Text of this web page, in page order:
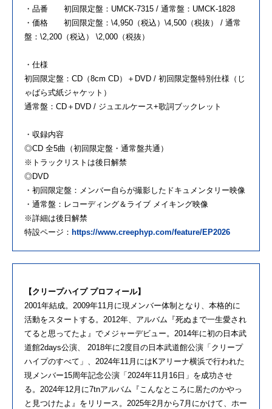
・品番 初回限定盤：UMCK-7315 / 通常盤：UMCK-1828
・価格 初回限定盤：\4,950（税込）\4,500（税抜） / 通常
盤：\2,200（税込） \2,000（税抜）
・仕様
初回限定盤：CD（8cm CD）＋DVD / 初回限定盤特別仕様（じ
ゃばら式紙ジャケット）
通常盤：CD＋DVD / ジュエルケース+歌詞ブックレット
・収録内容
◎CD 全5曲（初回限定盤・通常盤共通）
※トラックリストは後日解禁
◎DVD
・初回限定盤：メンバー自らが撮影したドキュメンタリー映像
・通常盤：レコーディング＆ライブ メイキング映像
※詳細は後日解禁
特設ページ： https://www.creephyp.com/feature/EP2026
【クリープハイプ プロフィール】
2001年結成。2009年11月に現メンバー体制となり、本格的に
活動をスタートする。2012年、アルバム『死ぬまで一生愛され
てると思ってたよ』でメジャーデビュー。2014年に初の日本武
道館2days公演、 2018年に2度目の日本武道館公演「クリープ
ハイプのすべて」、2024年11月にはKアリーナ横浜で行われた
現メンバー15周年記念公演「2024年11月16日」を成功させ
る。2024年12月に7tnアルバム『こんなところに居たのかやっ
と見つけたよ』をリリース。2025年2月から7月にかけて、ホー